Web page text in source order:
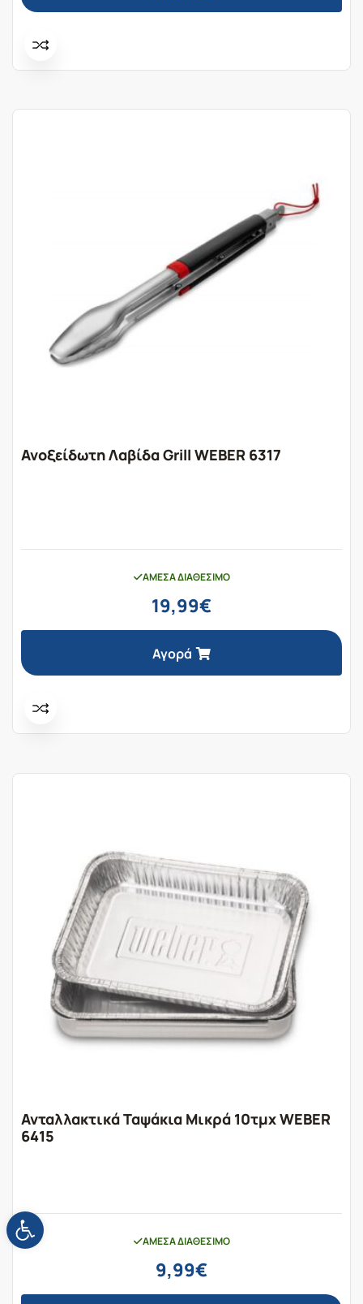
Ανοίξτε τη γραμμή εργαλείων
Ανοξείδωτη Λαβίδα Grill WEBER 6317
ΆΜΕΣΑ ΔΙΑΘΈΣΙΜΟ
19,99€
Αγορά
Ανταλλακτικά Ταψάκια Μικρά 10τμχ WEBER
6415
ΆΜΕΣΑ ΔΙΑΘΈΣΙΜΟ
9,99€